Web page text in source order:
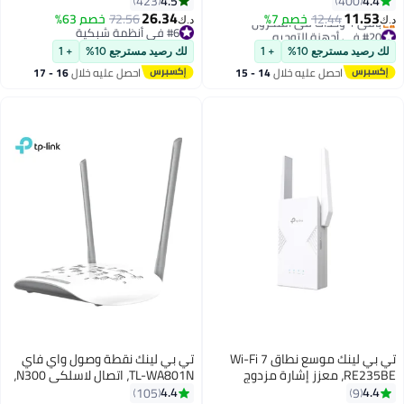
الجيل التالي، وأمان WPA3، مثالي
التوصيل والتشغيل (Archer AX12)
د.ك‏11.53
12.44خصم 7%
#20 في أجهزة التوجيه
أقل سعر في 7 يوم
باقي 1 وحدات في المخزون
#20 في أجهزة التوجيه
لك رصيد مسترجع 10% + 1
احصل عليه خلال 14 - 15
غرف نوم، تحكم أبووي، يعمل مع
أليكسا
د.ك‏26.34
72.56خصم 63%
#6 في أنظمة شبكية
#6 في أنظمة شبكية
لك رصيد مسترجع 10% + 1
احصل عليه خلال 16 - 17
تي بي لينك موسع نطاق Wi-Fi 7
RE235BE، معزز إشارة مزدوج
النطاق BE3600 عالي السرعة مع 4.4
9
تي بي لينك نقطة وصول واي فاي
TL-WA801N، اتصال لاسلكي N300،
بقوة 2.4 جيجا هرتز و 300 ميجا بايت 4.4
105